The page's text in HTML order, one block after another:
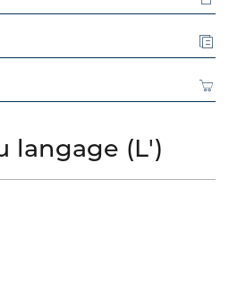
langage (L')